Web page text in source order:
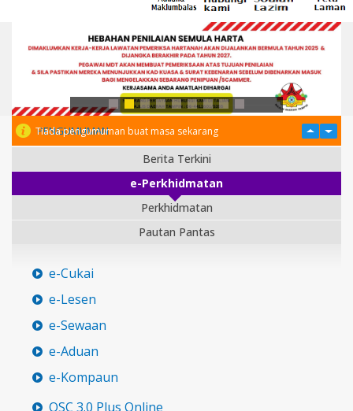
PENGUMUMAN
Tiada pengumuman buat masa sekarang
Berita Terkini
e-Perkhidmatan
Perkhidmatan
Pautan Pantas
e-Cukai
e-Lesen
e-Sewaan
e-Aduan
e-Kompaun
OSC 3.0 Plus Online